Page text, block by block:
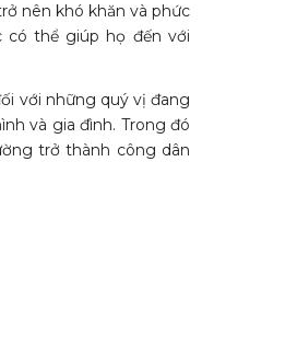
nên khó khăn và phức
có thể giúp họ đến với
với những quý vị đang
và gia đình. Trong đó
trở thành công dân